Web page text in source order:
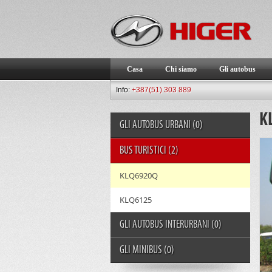
Casa Chi siamo Gli autobus
Info: +387(51) 303 889
GLI AUTOBUS URBANI (0)
BUS TURISTICI (2)
KLQ6920Q
KLQ6125
GLI AUTOBUS INTERURBANI (0)
GLI MINIBUS (0)